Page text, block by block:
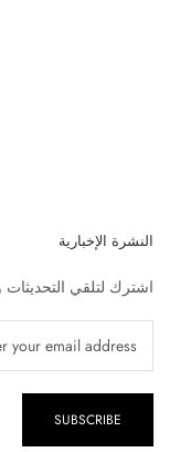
النشرة الإخبارية
اشترك لتلقي
SUBSCRIBE